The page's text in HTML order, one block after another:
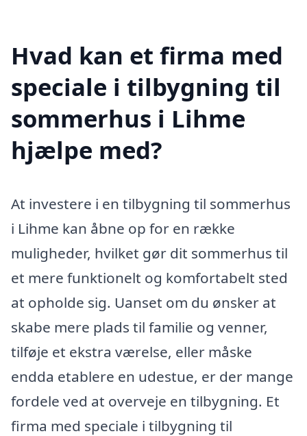
Hvad kan et firma med
speciale i tilbygning til
sommerhus i Lihme
hjælpe med?
At investere i en tilbygning til sommerhus
i Lihme kan åbne op for en række
muligheder, hvilket gør dit sommerhus til
et mere funktionelt og komfortabelt sted
at opholde sig. Uanset om du ønsker at
skabe mere plads til familie og venner,
tilføje et ekstra værelse, eller måske
endda etablere en udestue, er der mange
fordele ved at overveje en tilbygning. Et
firma med speciale i tilbygning til